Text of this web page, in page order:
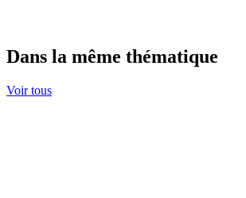
Dans la même thématique
Voir tous